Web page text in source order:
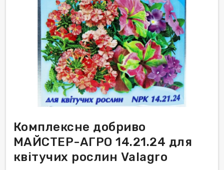
Комплексне добриво
МАЙСТЕР-АГРО 14.21.24 для
квітучих рослин Valagro